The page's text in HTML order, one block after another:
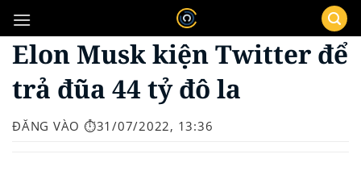
qua
nội
Elon Musk kiện Twitter để
trả đũa 44 tỷ đô la
ĐĂNG VÀO ⏱️31/07/2022, 13:36